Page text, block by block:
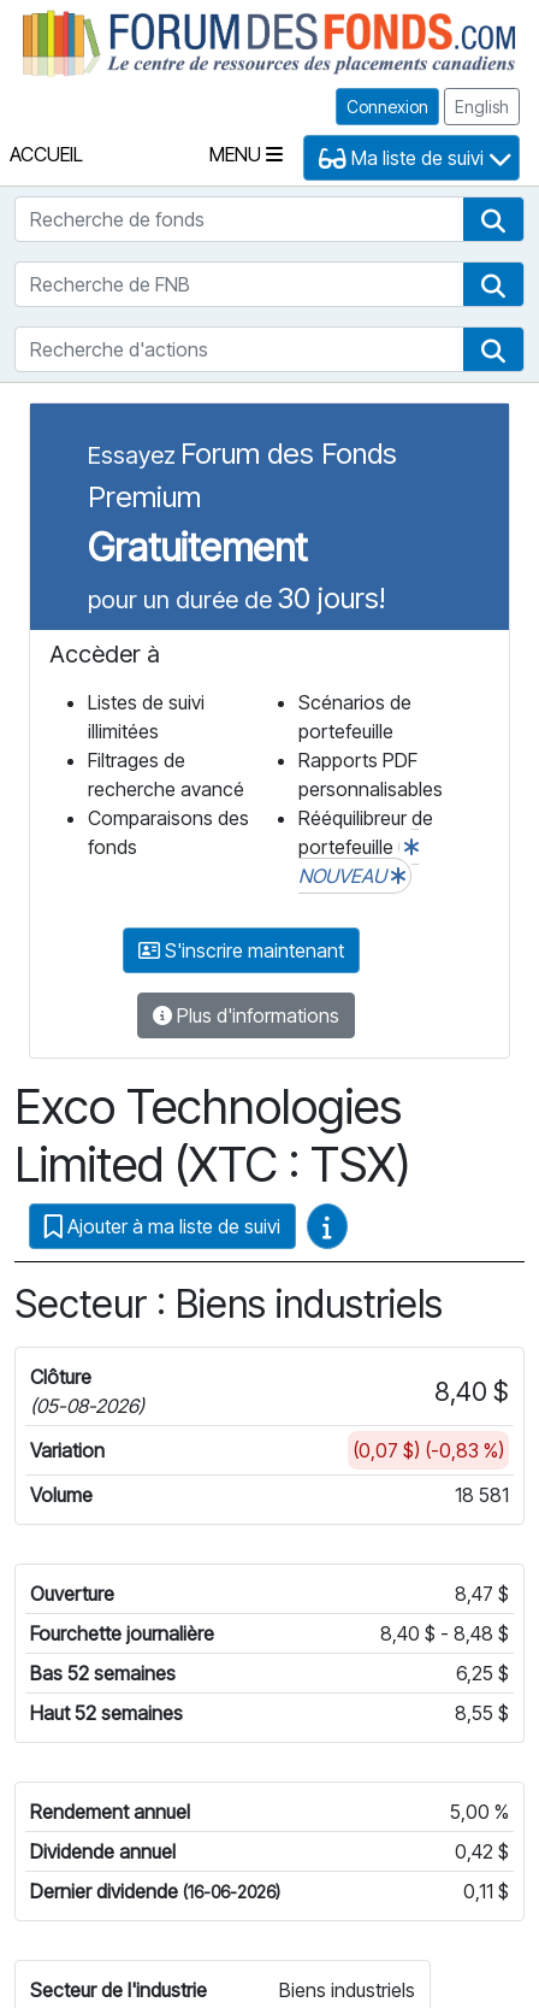
Connexion English
ACCUEIL MENU Ma liste de suivi
Recherche de fonds
Recherche de FNB
Recherche d'actions
Essayez Forum des Fonds
Premium
Gratuitement
pour un durée de 30 jours!
Accèder à
Listes de suivi
illimitées
Filtrages de
recherche avancé
Comparaisons des
fonds
Scénarios de
portefeuille
Rapports PDF
personnalisables
Rééquilibreur de
portefeuille
NOUVEAU
S'inscrire maintenant
Plus d'informations
Exco Technologies
Limited (XTC : TSX)
Ajouter à ma liste de suivi Guides vidéo
Secteur : Biens industriels
Clôture
(05-08-2026)
8,40 $
Variation
(0,07 $) (-0,83 %)
Volume
18 581
Ouverture
8,47 $
Fourchette journalière
8,40 $ - 8,48 $
Bas 52 semaines
6,25 $
Haut 52 semaines
8,55 $
Rendement annuel
5,00 %
Dividende annuel
0,42 $
Dernier dividende (16-06-2026) 0,11 $
Secteur de l'industrie
Biens industriels